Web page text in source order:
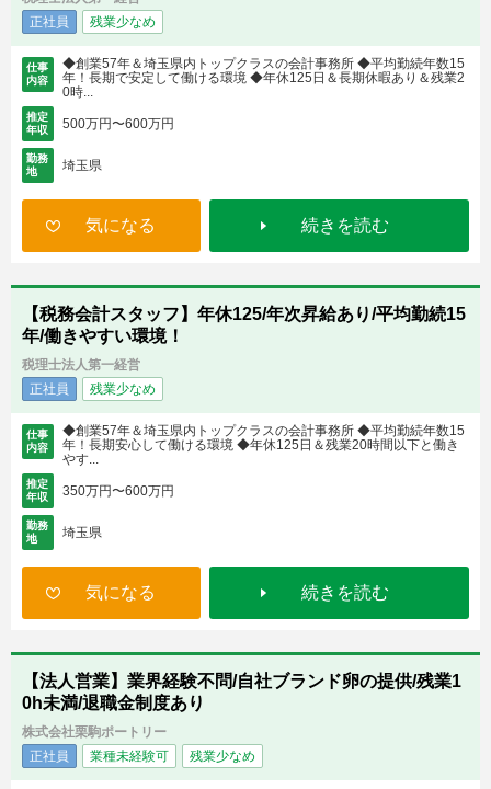
正社員
残業少なめ
仕事
内容
◆創業57年＆埼玉県内トップクラスの会計事務所 ◆平均勤続年数15
年！長期で安定して働ける環境 ◆年休125日＆長期休暇あり＆残業2
0時...
推定
年収
500万円〜600万円
勤務
地
埼玉県
気になる 続きを読む
【税務会計スタッフ】年休125/年次昇給あり/平均勤続15
年/働きやすい環境！
税理士法人第一経営
正社員
残業少なめ
仕事
内容
◆創業57年＆埼玉県内トップクラスの会計事務所 ◆平均勤続年数15
年！長期安心して働ける環境 ◆年休125日＆残業20時間以下と働き
やす...
推定
年収
350万円〜600万円
勤務
地
埼玉県
気になる 続きを読む
【法人営業】業界経験不問/自社ブランド卵の提供/残業1
0h未満/退職金制度あり
株式会社栗駒ポートリー
正社員
業種未経験可 残業少なめ